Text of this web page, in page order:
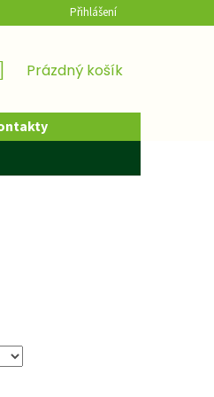
Přihlášení
NÁKUPNÍ
Prázdný košík